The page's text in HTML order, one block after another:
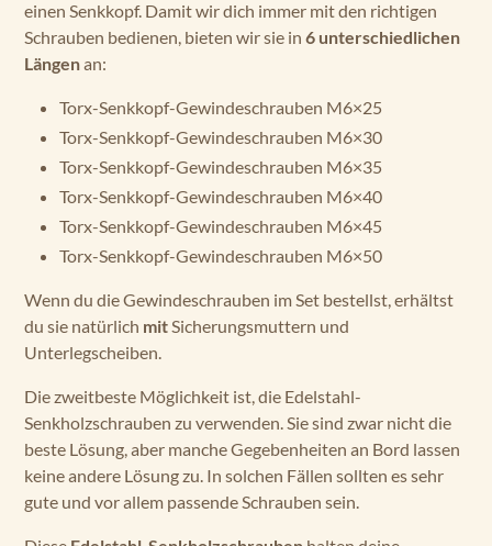
Längenan:
Torx-Senkkopf-Gewindeschrauben M6×35
Torx-Senkkopf-Gewindeschrauben M6×40
Torx-Senkkopf-Gewindeschrauben M6×45
Torx-Senkkopf-Gewindeschrauben M6×50
Wenn du die Gewindeschrauben im Set bestellst, erhältst
Unterlegscheiben.
Die zweitbeste Möglichkeit ist, die Edelstahl-
beste Lösung, aber manche Gegebenheiten an Bord lassen
keine andere Lösung zu. In solchen Fällen sollten es sehr
gute und vor allem passende Schrauben sein.
Diese Edelstahl-Senkholzschrauben
halten deine